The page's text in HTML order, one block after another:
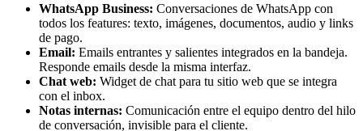
WhatsApp Business: Conversaciones de WhatsApp con
todos los features: texto, imágenes, documentos, audio y links
de pago.
Email: Emails entrantes y salientes integrados en la bandeja.
Responde emails desde la misma interfaz.
Chat web: Widget de chat para tu sitio web que se integra
con el inbox.
Notas internas: Comunicación entre el equipo dentro del hilo
de conversación, invisible para el cliente.